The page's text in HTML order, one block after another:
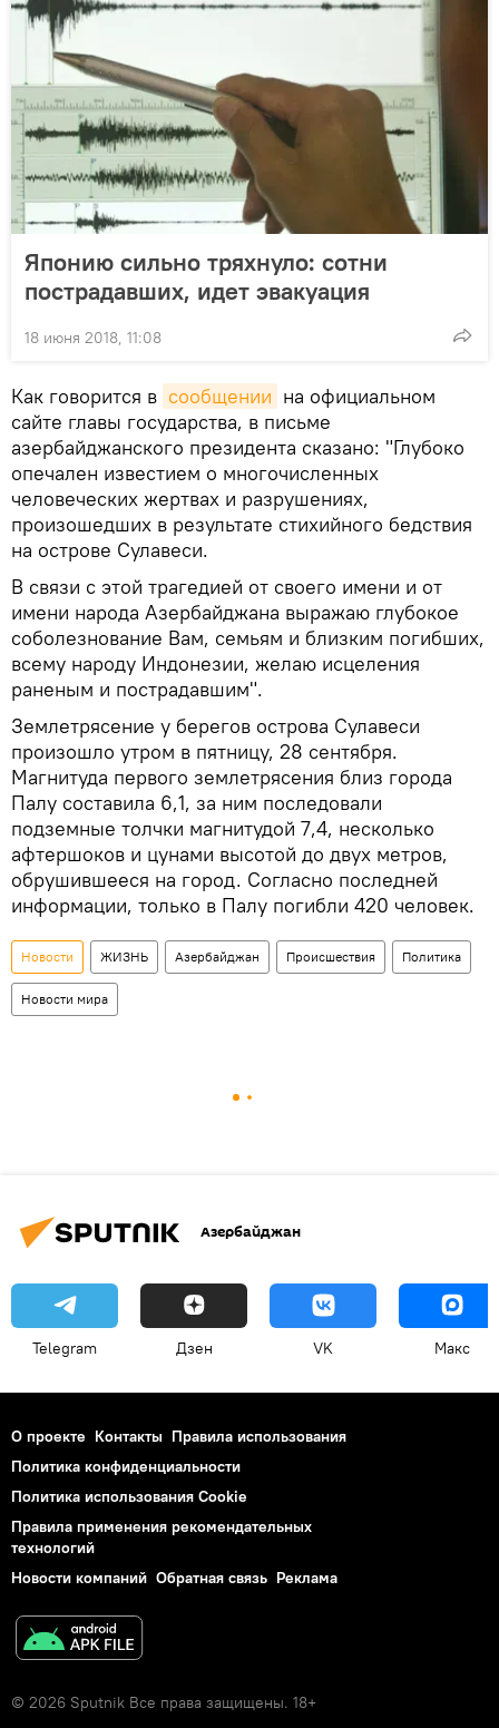
Японию сильно тряхнуло: сотни
пострадавших, идет эвакуация
18 июня 2018, 11:08
Как говорится в сообщении на официальном
сайте главы государства, в письме
азербайджанского президента сказано: "Глубоко
опечален известием о многочисленных
человеческих жертвах и разрушениях,
произошедших в результате стихийного бедствия
на острове Сулавеси.
В связи с этой трагедией от своего имени и от
имени народа Азербайджана выражаю глубокое
соболезнование Вам, семьям и близким погибших,
всему народу Индонезии, желаю исцеления
раненым и пострадавшим".
Землетрясение у берегов острова Сулавеси
произошло утром в пятницу, 28 сентября.
Магнитуда первого землетрясения близ города
Палу составила 6,1, за ним последовали
подземные толчки магнитудой 7,4, несколько
афтершоков и цунами высотой до двух метров,
обрушившееся на город. Согласно последней
информации, только в Палу погибли 420 человек.
Новости ЖИЗНЬ Азербайджан Происшествия Политика
Новости мира
Азербайджан
Telegram Дзен VK Макс
О проекте Контакты Правила использования
Политика конфиденциальности
Политика использования Cookie
Правила применения рекомендательных
технологий
Новости компаний Обратная связь Реклама
© 2026 Sputnik Все права защищены. 18+